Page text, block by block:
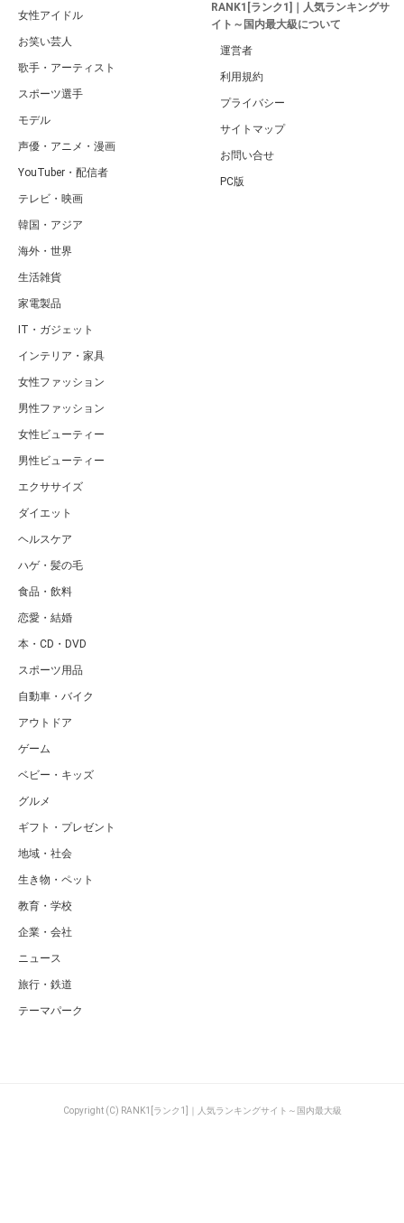
女性アイドル
お笑い芸人
歌手・アーティスト
スポーツ選手
モデル
声優・アニメ・漫画
YouTuber・配信者
テレビ・映画
韓国・アジア
海外・世界
生活雑貨
家電製品
IT・ガジェット
インテリア・家具
女性ファッション
男性ファッション
女性ビューティー
男性ビューティー
エクササイズ
ダイエット
ヘルスケア
ハゲ・髪の毛
食品・飲料
恋愛・結婚
本・CD・DVD
スポーツ用品
自動車・バイク
アウトドア
ゲーム
ベビー・キッズ
グルメ
ギフト・プレゼント
地域・社会
生き物・ペット
教育・学校
企業・会社
ニュース
旅行・鉄道
テーマパーク
RANK1[ランク1]｜人気ランキングサ
イト～国内最大級について
運営者
利用規約
プライバシー
サイトマップ
お問い合せ
PC版
Copyright (C) RANK1[ランク1]｜人気ランキングサイト～国内最大級